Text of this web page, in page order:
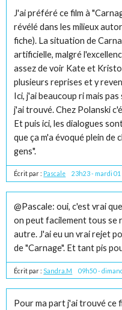
J'ai préféré ce film à
révélé dans les milieux
fiche). La situation de
artificielle, malgré
assez de voir Kate et
plusieurs reprises et y
Ici, j'ai beaucoup ri mais
j'ai trouvé. Chez Polanski
Et puis ici, les dialogues
que ça m'a évoqué plein de
gens".
Écrit par : Pascale 23h23- mardi 01
@Pascale: oui, c'est vrai
on peut facilement tous se
autre. J'ai eu un vrai rejet
de "Carnage". Et tant pis
Écrit par : Sandra.M 09h50-
Pour ma part j'ai trouvé ce